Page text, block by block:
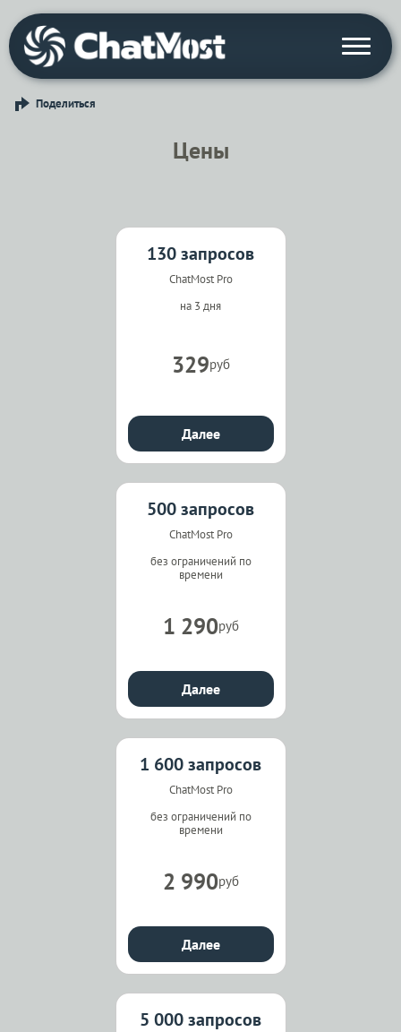
Поделиться
Цены
130 запросов
ChatMost Pro
на 3 дня
329руб
Далее
500 запросов
ChatMost Pro
без ограничений по
времени
1 290руб
Далее
1 600 запросов
ChatMost Pro
без ограничений по
времени
2 990руб
Далее
5 000 запросов